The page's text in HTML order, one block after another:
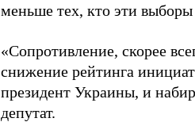
меньше тех, кто эти
«Сопротивление, скорее
снижение рейтинга
президент Украины, и
депутат.